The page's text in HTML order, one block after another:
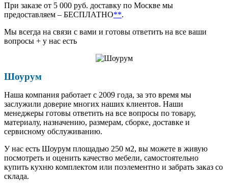
При заказе от 5 000 руб. доставку по Москве мы
предоставляем – БЕСПЛАТНО**.
Мы всегда на связи с вами и готовы ответить на все ваши
вопросы + у нас есть
Шоурум
Наша компания работает с 2009 года, за это время мы
заслужили доверие многих наших клиентов. Наши
менеджеры готовы ответить на все вопросы по товару,
материалу, назначению, размерам, сборке, доставке и
сервисному обслуживанию.
У нас есть Шоурум площадью 250 м2, вы можете в живую
посмотреть и оценить качество мебели, самостоятельно
купить кухню комплектом или поэлементно и забрать заказ со
склада.